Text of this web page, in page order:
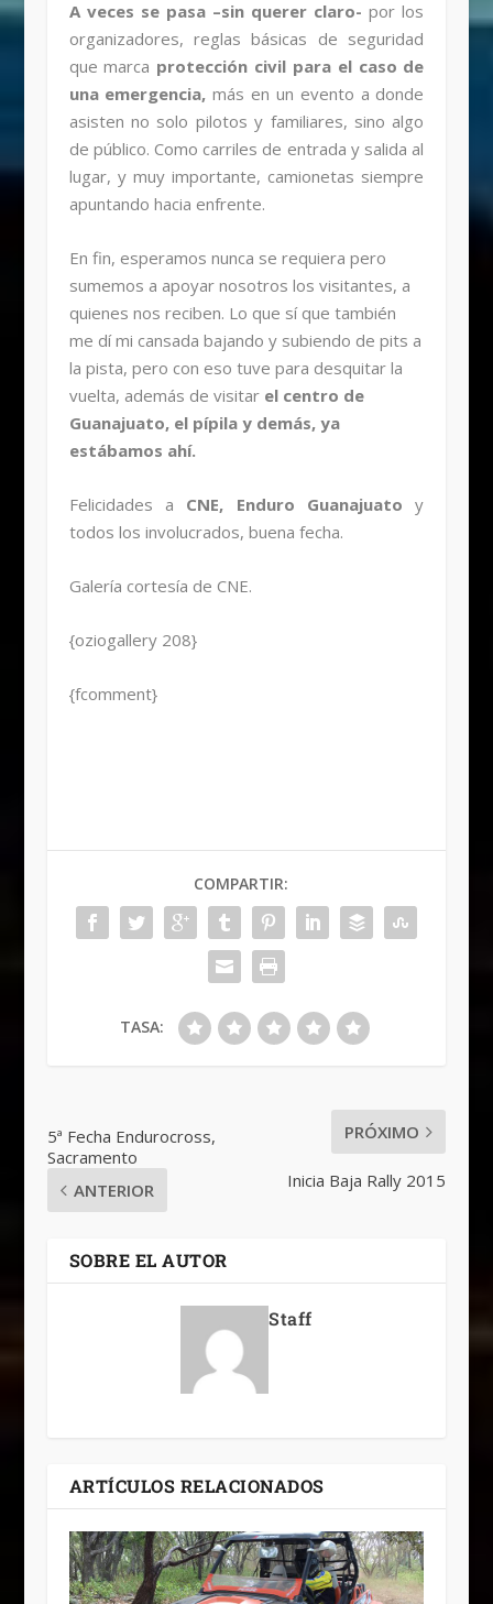
A veces se pasa –sin querer claro- por los
organizadores, reglas básicas de seguridad
que marca protección civil para el caso de
una emergencia, más en un evento a donde
asisten no solo pilotos y familiares, sino algo
de público. Como carriles de entrada y salida al
lugar, y muy importante, camionetas siempre
apuntando hacia enfrente.
En fin, esperamos nunca se requiera pero
sumemos a apoyar nosotros los visitantes, a
quienes nos reciben. Lo que sí que también
me dí mi cansada bajando y subiendo de pits a
la pista, pero con eso tuve para desquitar la
vuelta, además de visitar el centro de
Guanajuato, el pípila y demás, ya
estábamos ahí.
Felicidades a CNE, Enduro Guanajuato y
todos los involucrados, buena fecha.
Galería cortesía de CNE.
{oziogallery 208}
{fcomment}
COMPARTIR:
TASA:
5ª Fecha Endurocross,
Sacramento
ANTERIOR
PRÓXIMO
Inicia Baja Rally 2015
SOBRE EL AUTOR
Staff
ARTÍCULOS RELACIONADOS